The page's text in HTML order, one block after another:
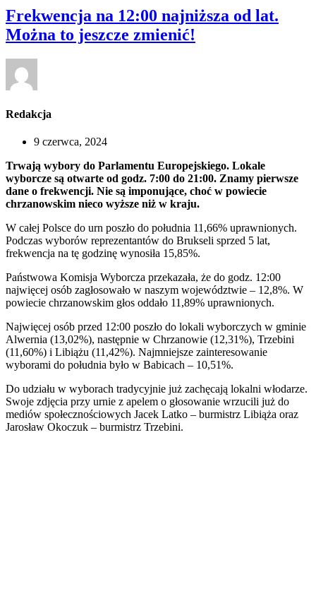
Frekwencja na 12:00 najniższa od lat.
Można to jeszcze zmienić!
Redakcja
9 czerwca, 2024
Trwają wybory do Parlamentu Europejskiego. Lokale
wyborcze są otwarte od godz. 7:00 do 21:00. Znamy pierwsze
dane o frekwencji. Nie są imponujące, choć w powiecie
chrzanowskim nieco wyższe niż w kraju.
W całej Polsce do urn poszło do południa 11,66% uprawnionych.
Podczas wyborów reprezentantów do Brukseli sprzed 5 lat,
frekwencja na tę godzinę wynosiła 15,85%.
Państwowa Komisja Wyborcza przekazała, że do godz. 12:00
najwięcej osób zagłosowało w naszym województwie – 12,8%. W
powiecie chrzanowskim głos oddało 11,89% uprawnionych.
Najwięcej osób przed 12:00 poszło do lokali wyborczych w gminie
Alwernia (13,02%), następnie w Chrzanowie (12,31%), Trzebini
(11,60%) i Libiążu (11,42%). Najmniejsze zainteresowanie
wyborami do południa było w Babicach – 10,51%.
Do udziału w wyborach tradycyjnie już zachęcają lokalni włodarze.
Swoje zdjęcia przy urnie z apelem o głosowanie wrzucili już do
mediów społecznościowych Jacek Latko – burmistrz Libiąża oraz
Jarosław Okoczuk – burmistrz Trzebini.